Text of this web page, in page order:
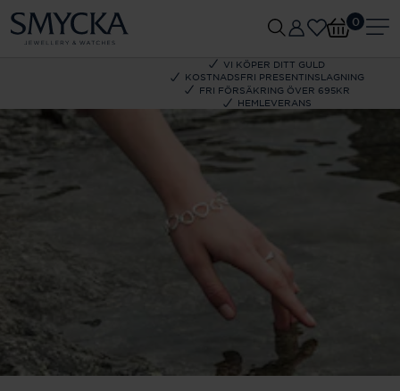
VI KÖPER DITT GULD
KOSTNADSFRI PRESENTINSLAGNING
FRI FÖRSÄKRING ÖVER 695KR
HEMLEVERANS
0